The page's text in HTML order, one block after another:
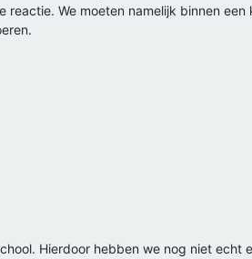
We moeten namelijk binnen
Hierdoor hebben we nog niet echt